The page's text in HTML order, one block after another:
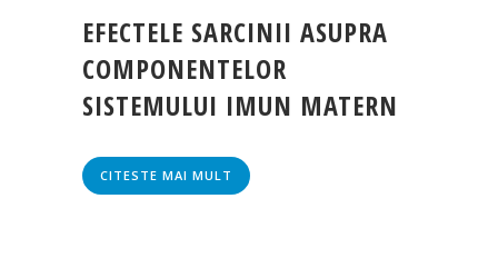
EFECTELE SARCINII ASUPRA
COMPONENTELOR
SISTEMULUI IMUN MATERN
CITESTE MAI MULT